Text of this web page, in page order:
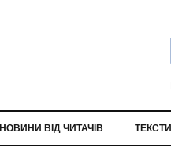
НОВИНИ ВІД ЧИТАЧІВ ТЕКСТИ